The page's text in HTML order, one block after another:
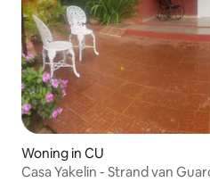
Woning in CU
Casa Yakelin - Strand van